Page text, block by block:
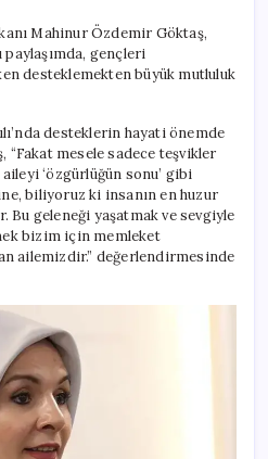
Türkiye’nin
hepimiz
için
Mahinur Özdemir Göktaş,
paylaşımda, gençleri
desteklemekten büyük mutluluk
desteklerin hayati önemde
“Fakat mesele sadece teşvikler
‘özgürlüğün sonu’ gibi
biliyoruz ki insanın en huzur
Bu geleneği yaşatmak ve sevgiyle
bizim için memleket
ailemizdir.” değerlendirmesinde